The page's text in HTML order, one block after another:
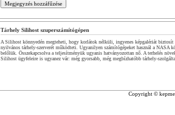
Tárhely Silihost szuperszámítógépen
A Silihost könnyedén megteheti, hogy korlátok nélküli, ingyenes képgalériát biztosít
nyilvános tárhely-szerverét működteti. Ugyanilyen számítógépeket használ a NASA
belőlük. Összekapcsolva a teljesítményük ugyanis hatványozottan nő. A terhelés
Silihost ügyfeleire is ugyanez vár: még gyorsabb, még megbízhatóbb tárhely-
Copyright ©